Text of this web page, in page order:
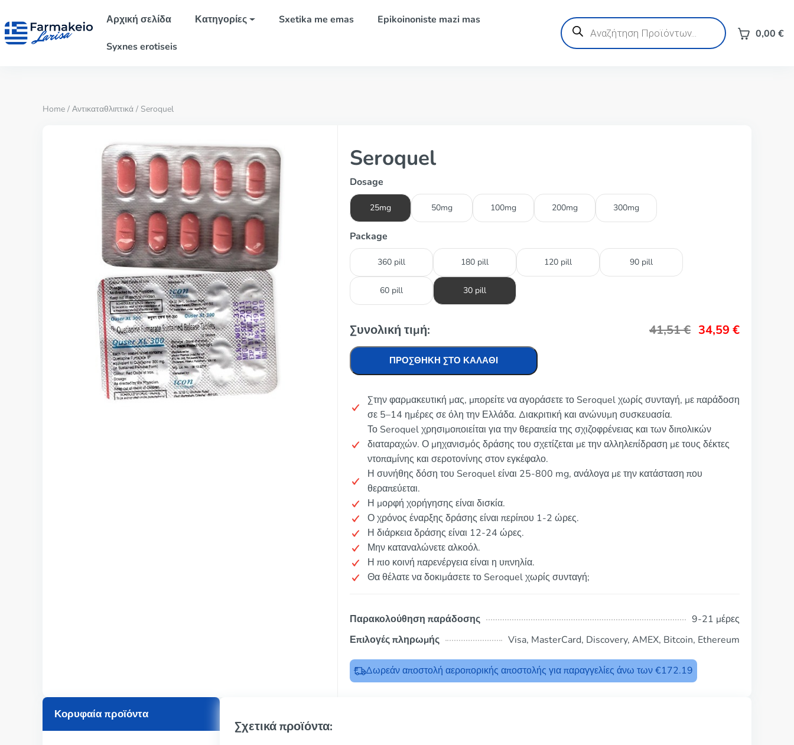
Αρχική σελίδα Κατηγορίες Sxetika me emas Epikoinoniste mazi mas
Syxnes erotiseis
Products
search 0,00 €
Home / Αντικαταθλιπτικά / Seroquel
Seroquel
Dosage
25mg 50mg 100mg 200mg 300mg
Package
360 pill 180 pill 120 pill 90 pill
60 pill 30 pill
Συνολική τιμή: 41,51€ 34,59 €
ΠΡΟΣΘΉΚΗ ΣΤΟ ΚΑΛΆΘΙ
Στην φαρμακευτική μας, μπορείτε να αγοράσετε το Seroquel χωρίς συνταγή, με παράδοση
σε 5–14 ημέρες σε όλη την Ελλάδα. Διακριτική και ανώνυμη συσκευασία.
Το Seroquel χρησιμοποιείται για την θεραπεία της σχιζοφρένειας και των διπολικών
διαταραχών. Ο μηχανισμός δράσης του σχετίζεται με την αλληλεπίδραση με τους δέκτες
ντοπαμίνης και σεροτονίνης στον εγκέφαλο.
Η συνήθης δόση του Seroquel είναι 25-800 mg, ανάλογα με την κατάσταση που
θεραπεύεται.
Η μορφή χορήγησης είναι δισκία.
Ο χρόνος έναρξης δράσης είναι περίπου 1-2 ώρες.
Η διάρκεια δράσης είναι 12-24 ώρες.
Μην καταναλώνετε αλκοόλ.
Η πιο κοινή παρενέργεια είναι η υπνηλία.
Θα θέλατε να δοκιμάσετε το Seroquel χωρίς συνταγή;
Παρακολούθηση παράδοσης
9-21 μέρες
Επιλογές πληρωμής
Visa, MasterCard, Discovery, AMEX, Bitcoin, Ethereum
Δωρεάν αποστολή αεροπορικής αποστολής για παραγγελίες άνω των €172.19
Κορυφαία προϊόντα
Σχετικά προϊόντα: